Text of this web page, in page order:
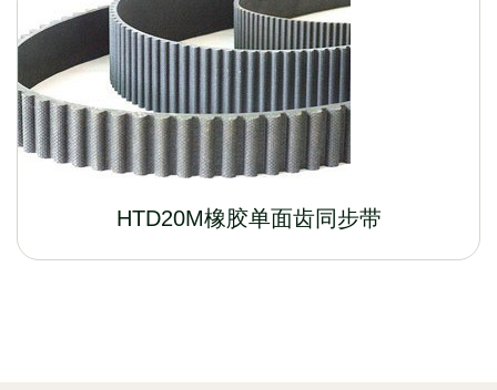
HTD20M橡胶单面齿同步带